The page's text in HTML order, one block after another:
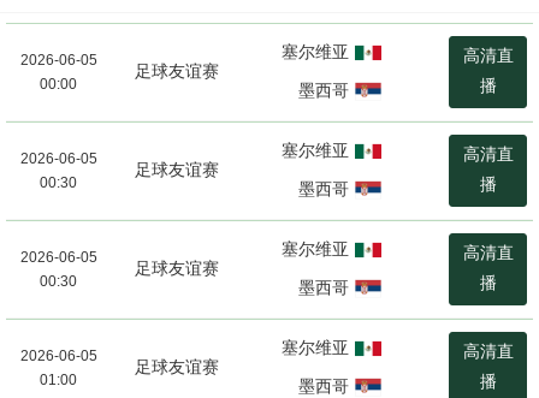
2026-06-05
00:00
足球友谊赛
塞尔维亚
墨西哥
高清直
播
2026-06-05
00:30
足球友谊赛
塞尔维亚
墨西哥
高清直
播
2026-06-05
00:30
足球友谊赛
塞尔维亚
墨西哥
高清直
播
2026-06-05
01:00
足球友谊赛
塞尔维亚
墨西哥
高清直
播